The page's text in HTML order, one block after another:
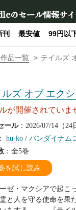
のセール情報サ
刊 最安値 99円以
品一覧 テイルズ
ルズ オブ エク
が開催されていま
ール：2026/07/14（24
： hu‐ko / バンダイナム
：全5巻
を試し読み
ゼ・マクシアで起
と人を守る使命を果